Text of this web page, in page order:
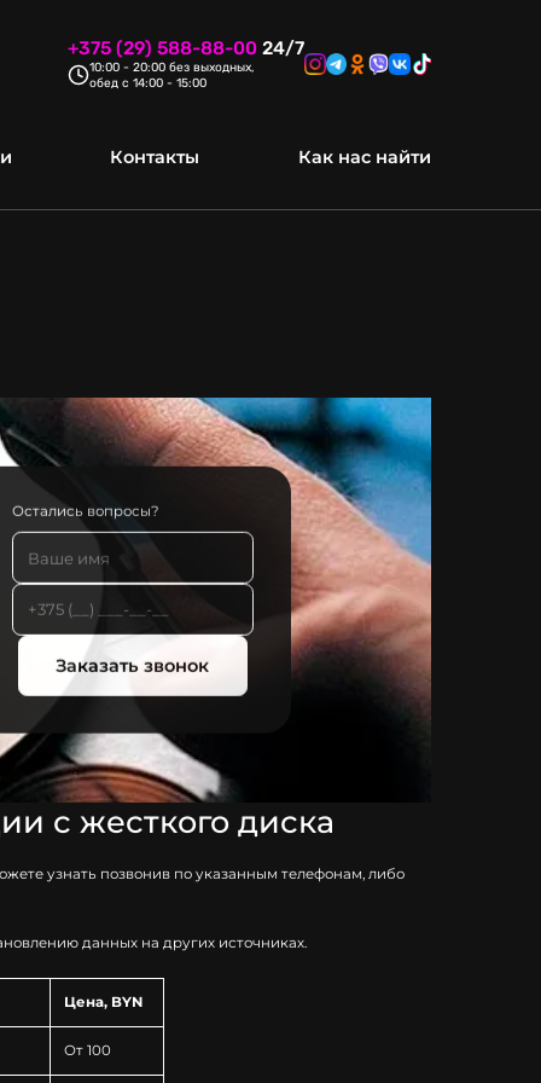
+375 (29) 588-88-0024/7
10:00 - 20:00 без выходных,
обед с 14:00 - 15:00
жидкостью
Контакты Как нас найти
Остались вопросы?
Заказать звонок
с жесткого диска
узнать позвонив по указанным телефонам, либо
данных на других источниках.
Цена, BYN
От 100